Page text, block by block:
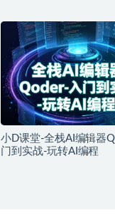
小D课堂-全栈AI编辑器
门到实战-玩转AI编程